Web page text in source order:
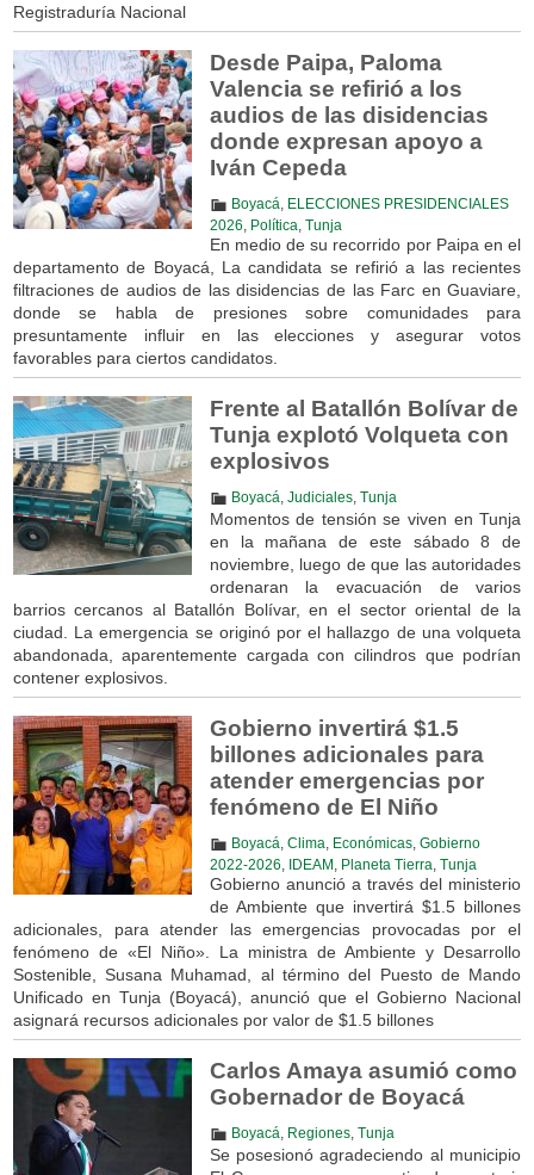
Registraduría Nacional
Desde Paipa, Paloma
Valencia se refirió a los
audios de las disidencias
donde expresan apoyo a
Iván Cepeda
Boyacá
ELECCIONES PRESIDENCIALES
2026
Política Tunja
En medio de su recorrido por Paipa en el
departamento de Boyacá, La candidata se refirió a las recientes
filtraciones de audios de las disidencias de las Farc en Guaviare,
donde se habla de presiones sobre comunidades para
presuntamente influir en las elecciones y asegurar votos
favorables para ciertos candidatos.
Frente al Batallón Bolívar de
Tunja explotó Volqueta con
explosivos
Boyacá Judiciales, Tunja
Momentos de tensión se viven en Tunja
en la mañana de este sábado 8 de
noviembre, luego de que las autoridades
ordenaran la evacuación de varios
barrios cercanos al Batallón Bolívar, en el sector oriental de la
ciudad. La emergencia se originó por el hallazgo de una volqueta
abandonada, aparentemente cargada con cilindros que podrían
contener explosivos.
Gobierno invertirá $1.5
billones adicionales para
atender emergencias por
fenómeno de El Niño
Boyacá Clima Económicas, Gobierno
2022-2026
IDEAM Planeta Tierra Tunja
Gobierno anunció a través del ministerio
de Ambiente que invertirá $1.5 billones
adicionales, para atender las emergencias provocadas por el
fenómeno de «El Niño». La ministra de Ambiente y Desarrollo
Sostenible, Susana Muhamad, al término del Puesto de Mando
Unificado en Tunja (Boyacá), anunció que el Gobierno Nacional
asignará recursos adicionales por valor de $1.5 billones
Carlos Amaya asumió como
Gobernador de Boyacá
Boyacá Regiones, Tunja
Se posesionó agradeciendo al municipio